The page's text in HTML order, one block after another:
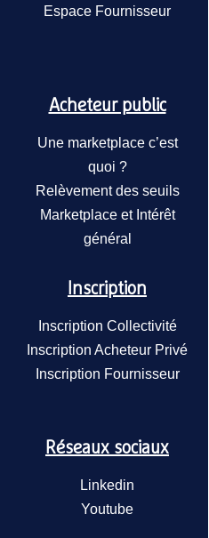
Espace Fournisseur
Acheteur public
Une marketplace c’est
quoi ?
Relèvement des seuils
Marketplace et Intérêt
général
Inscription
Inscription Collectivité
Inscription Acheteur Privé
Inscription Fournisseur
Réseaux sociaux
Linkedin
Youtube